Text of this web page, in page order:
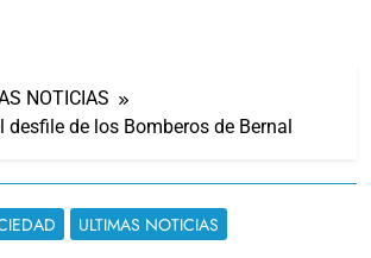
NOTICIAS
desfile de los Bomberos de Bernal
ULTIMAS NOTICIAS